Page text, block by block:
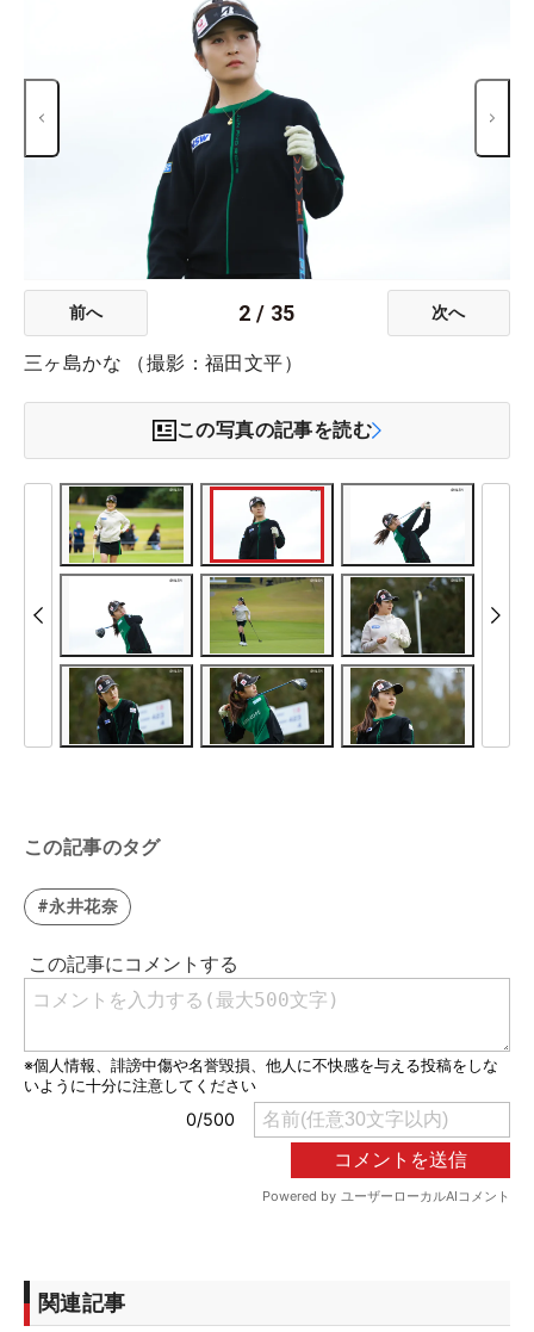
前へ 2 / 35 次へ
三ヶ島かな （撮影：福田文平）
この写真の記事を読む
この記事のタグ
#永井花奈
関連記事